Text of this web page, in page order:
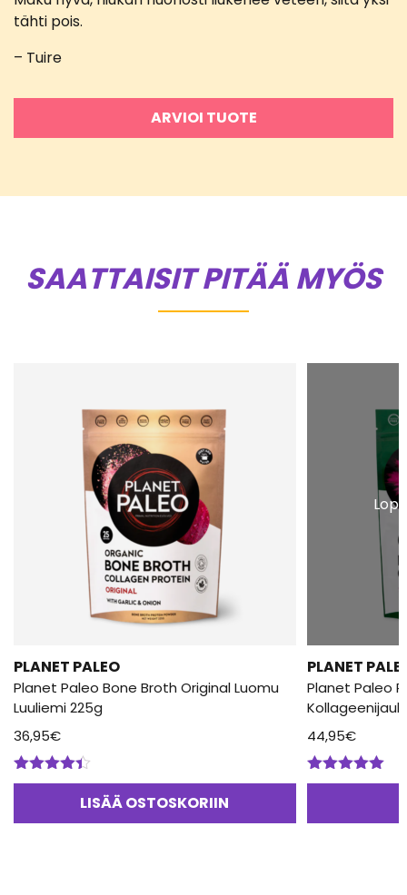
tuotteesta:
tähti pois.
– Tuire
ARVIOI TUOTE
SAATTAISIT PITÄÄ MYÖS
PLANET PALEO
Planet Paleo Bone Broth Original Luomu
Luuliemi 225g
36,95€
Arvostelu
LISÄÄ OSTOSKORIIN
PLANET
Planet Paleo
44,95€
Arvostelu